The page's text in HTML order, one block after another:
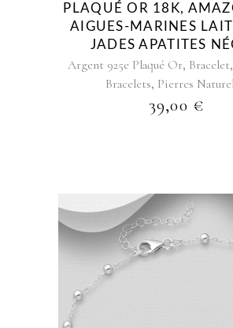
PLAQUÉ OR 18K,
AIGUES-MARINES
JADES APATITES
Argent 925e Plaqué Or, Bracelet,
Bracelets, Pierres
39,00 €